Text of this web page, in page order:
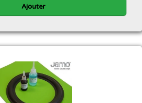
Ajouter